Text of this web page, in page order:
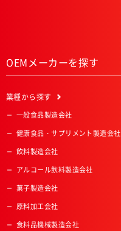
OEMメーカーを探す
業種から探す
一般食品製造会社
健康食品・サプリメント製造会社
飲料製造会社
アルコール飲料製造会社
菓子製造会社
原料加工会社
食料品機械製造会社